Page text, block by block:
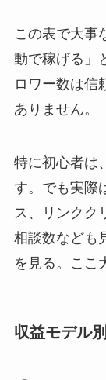
この表で大事
動で稼げる」
ロワー数は信
ありません。
特に初心者は
す。でも実際
ス、リンクク
相談数なども
を見る。ここ
収益モデル